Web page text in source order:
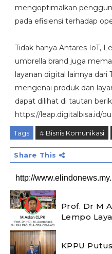
mengoptimalkan
pada efisiensi terhadap
Tidak hanya Antares IoT,
umbrella brand juga
layanan digital lainnya
mengenai produk dan
dapat dilihat di tautan
https://leap.digitalbisa.id/
Tags # Bisnis Komunikasi
Share This
Prof. Dr M
Lempo
KPPU